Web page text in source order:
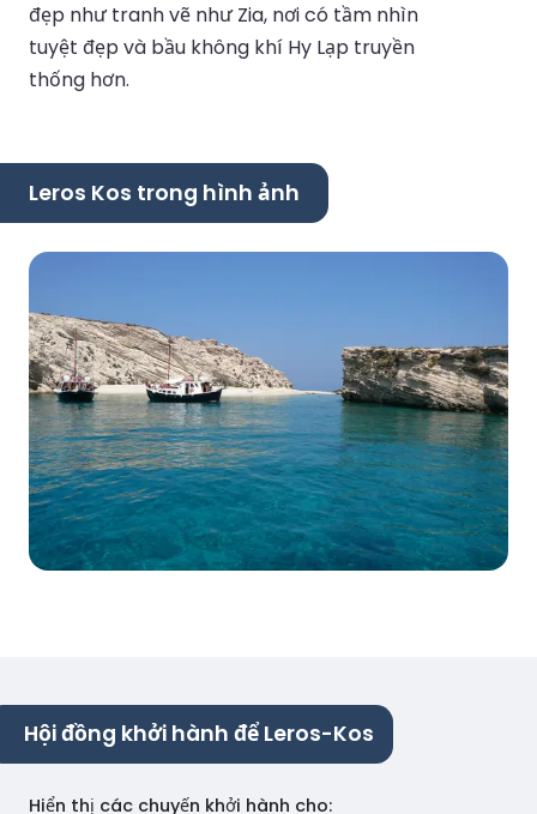
đẹp như tranh vẽ như Zia, nơi có tầm nhìn
tuyệt đẹp và bầu không khí Hy Lạp truyền
thống hơn.
Leros Kos trong hình ảnh
Hội đồng khởi hành để Leros-Kos
Hiển thị các chuyến khởi hành cho: